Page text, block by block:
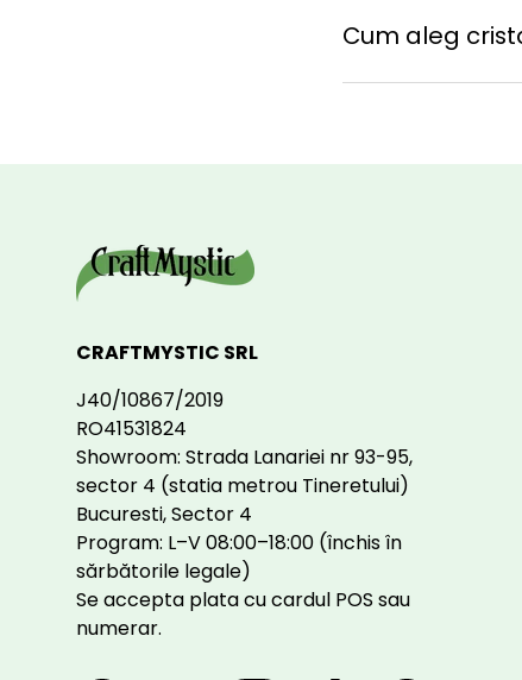
Cum aleg
CRAFTMYSTIC SRL
J40/10867/2019
RO41531824
Showroom: Strada Lanariei nr 93-95,
sector 4 (statia metrou Tineretului)
Bucuresti, Sector 4
Program: L–V 08:00–18:00 (închis în
sărbătorile legale)
Se accepta plata cu cardul POS sau
numerar.